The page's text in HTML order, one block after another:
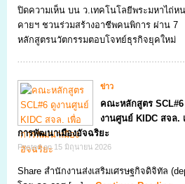
ปิดความเห็น บน ว.เทคโนโลยีพระมหาไถ่ห
คายฯ ชวนร่วมสร้างอาชีพคนพิการ ผ่าน 7
หลักสูตรนวัตกรรมตอบโจทย์ธุรกิจยุคใหม่
ข่าว
คณะหลักสูตร
งานศูนย์ KIDC สจล.
การพัฒนาเมืองอัจฉริยะ
Posted on 15 มิถุนายน 2026
Share สำนักงานส่งเสริมเศรษฐกิจดิจิทัล